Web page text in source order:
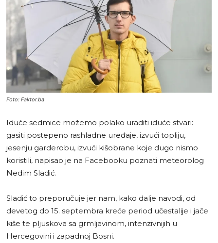
Foto: Faktor.ba
Iduće sedmice možemo polako uraditi iduće stvari:
gasiti postepeno rashladne uređaje, izvući topliju,
jesenju garderobu, izvući kišobrane koje dugo nismo
koristili, napisao je na Facebooku poznati meteorolog
Nedim Sladić.
Sladić to preporučuje jer nam, kako dalje navodi, od
devetog do 15. septembra kreće period učestalije i jače
kiše te pljuskova sa grmljavinom, intenzivnijih u
Hercegovini i zapadnoj Bosni.